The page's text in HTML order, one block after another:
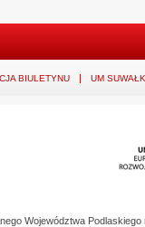
BIULETYNU UM SUWAŁKI
Województwa Podlaskiego